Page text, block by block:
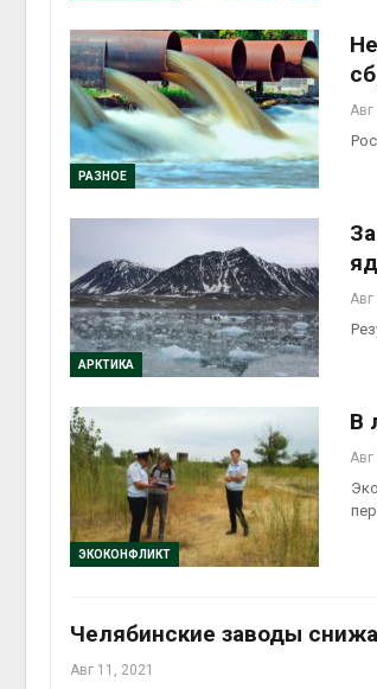
РАЗНОЕ
Авг
АРКТИКА
Авг
ЭКОКОНФЛИКТ
В
Авг
Челябинские заводы
Авг 11, 2021